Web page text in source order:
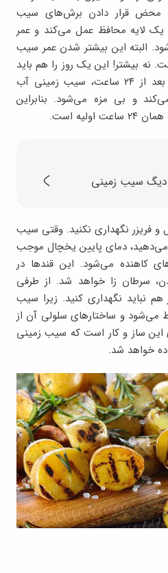
محض قرار دادن برش‌های سیب
یک لایه محافظ عمل می‌کند و عمر
البته این بیشتر شدن عمر سیب
نه بیشتر! این یک روز را هم باید
در یخچال سپری کنند. بعد از ۲۴ ساعت، سیب زمینی آب
و بی مزه می‌شود. بنابراین
است.
دیگ سیب زمینی
فریزر نگهداری نکنید. وقتی سیب
می‌دهید، دمای پایین یخچال موجب
کاهنده می‌شود. این قندها در
سرطان زا خواهد شد. از طرفی
نباید نگهداری کنید. زیرا سیب
می‌شود و ساختارهای سلولی آن از
این ساز و کار است که سیب زمینی
خواهد شد.